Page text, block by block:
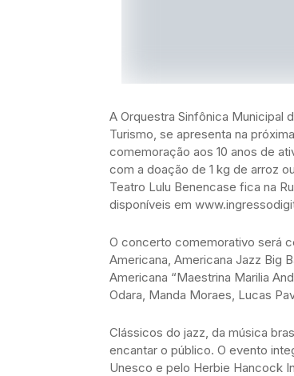
A Orquestra Sinfônica Municipal
Turismo, se apresenta na
comemoração aos 10 anos de
com a doação de 1 kg de arroz
Teatro Lulu Benencase fica na
disponíveis em
O concerto comemorativo será
Americana, Americana Jazz Big
Americana “Maestrina Marilia
Odara, Manda Moraes, Lucas
Clássicos do jazz, da música
encantar o público. O evento
Unesco e pelo Herbie Hancock